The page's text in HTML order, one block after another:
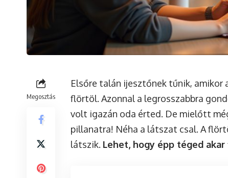
Megosztás
Elsőre talán ijesztőnek tűnik, amikor
flörtöl. Azonnal a legrosszabbra
volt igazán oda érted. De mielőtt
pillanatra! Néha a látszat csal. A
látszik. Lehet, hogy épp téged